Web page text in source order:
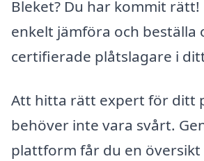
Bleket? Du har kommit rätt!
enkelt jämföra och
certifierade plåtslagare i
Att hitta rätt expert för ditt
behöver inte vara svårt.
plattform får du en